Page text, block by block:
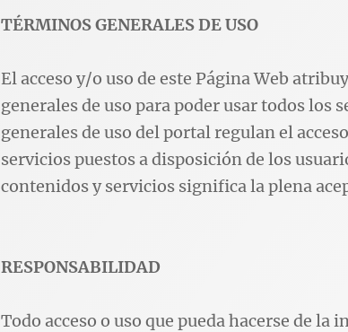
TÉRMINOS GENERALES DE USO
El acceso y/o uso de este Página Web
generales de uso para poder usar todos
generales de uso del portal regulan el
servicios puestos a disposición de los
contenidos y servicios significa la plena
RESPONSABILIDAD
Todo acceso o uso que pueda hacerse de